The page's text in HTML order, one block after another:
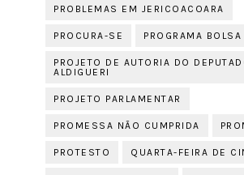
PROBLEMAS EM JERICOACOARA
PROCURA-SE PROGRAMA BOLSA
PROJETO DE AUTORIA DO
ALDIGUERI
PROJETO PARLAMENTAR
PROMESSA NÃO CUMPRIDA
PROTESTO QUARTA-FEIRA DE